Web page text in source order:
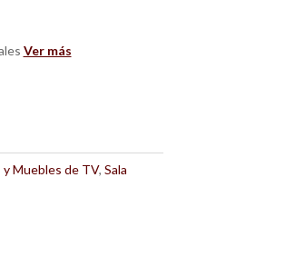
Ver más
y Muebles de TV, Sala